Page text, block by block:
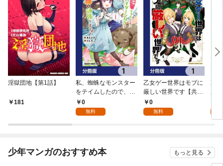
淫獄団地【第1話】
181
私、蜘蛛なモンスター
をテイムしたので、ス
パイダーシルクで裁縫
を頑張ります！【分冊
0
無料
乙女ゲー世界はモブに
厳しい世界です【共和
国編】【分冊版】 1
0
無料
乙
少年マンガのおすすめ本 もっと見る